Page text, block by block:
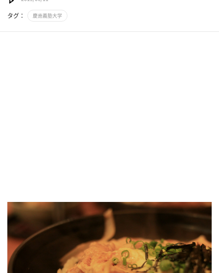
タグ： 慶應義塾大学